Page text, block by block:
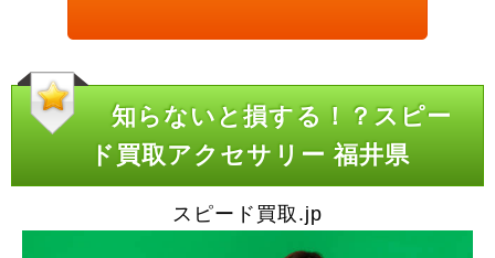
知らないと損する！？スピー
ド買取アクセサリー 福井県
スピード買取.jp